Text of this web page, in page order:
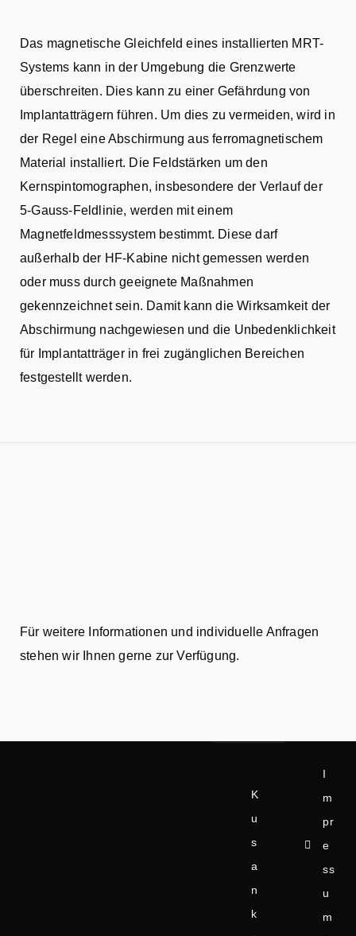
Das magnetische Gleichfeld eines installierten MRT-
Systems kann in der Umgebung die Grenzwerte
überschreiten. Dies kann zu einer Gefährdung von
Implantatträgern führen. Um dies zu vermeiden, wird in
der Regel eine Abschirmung aus ferromagnetischem
Material installiert. Die Feldstärken um den
Kernspintomographen, insbesondere der Verlauf der
5-Gauss-Feldlinie, werden mit einem
Magnetfeldmesssystem bestimmt. Diese darf
außerhalb der HF-Kabine nicht gemessen werden
oder muss durch geeignete Maßnahmen
gekennzeichnet sein. Damit kann die Wirksamkeit der
Abschirmung nachgewiesen und die Unbedenklichkeit
für Implantatträger in frei zugänglichen Bereichen
festgestellt werden.
Für weitere Informationen und individuelle Anfragen
stehen wir Ihnen gerne zur Verfügung.
K
u
s
a
n
k
I
m
pr
e
ss
u
m